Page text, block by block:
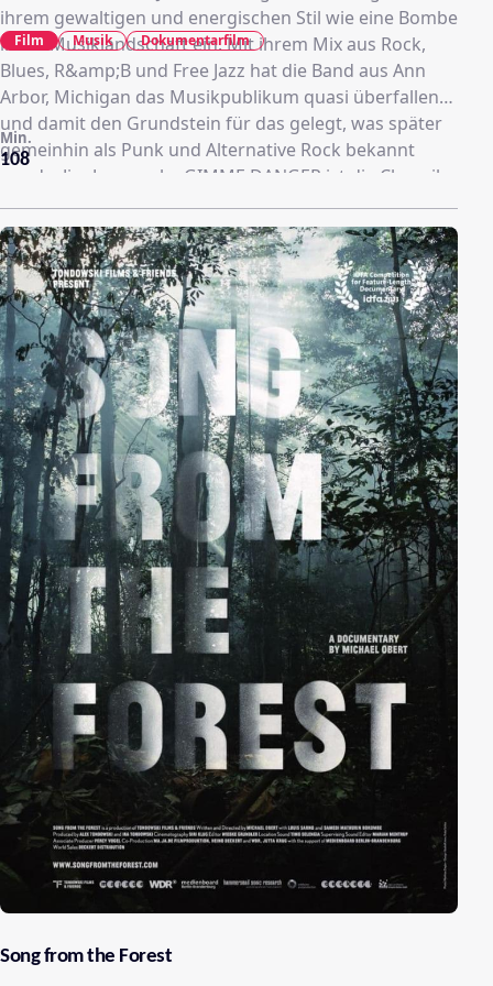
ihrem gewaltigen und energischen Stil wie eine Bombe
in die Musiklandschaft ein. Mit ihrem Mix aus Rock,
Blues, R&amp;B und Free Jazz hat die Band aus Ann
Arbor, Michigan das Musikpublikum quasi überfallen
und damit den Grundstein für das gelegt, was später
gemeinhin als Punk und Alternative Rock bekannt
wurde. Jim Jarmuschs GIMME DANGER ist die Chronik
der Geschichte von The Stooges - eine der größten
Geschichten des Rock'n'Roll. Die Dokumentation wirft
einen einzigartigen Blick auf die Erfolge und
Misserfolge der Band und erzählt von Inspiration, dem
harten Weg zu kommerziellem Erfolg und dem
musikalischen Vermächtnis einer Band, die nicht nur
musikalisch eine der wichtigsten ihrer Zeit war.
108
Min.
Film Musik Dokumentarfilm
Song from the Forest